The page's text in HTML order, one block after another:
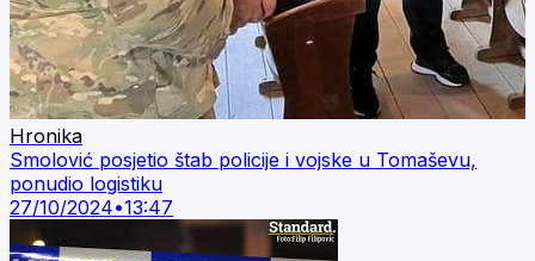
Hronika
Smolović posjetio štab policije i vojske u Tomaševu,
ponudio logistiku
27/10/2024•13:47